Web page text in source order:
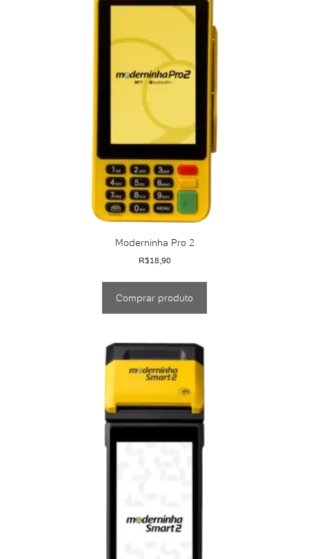
Moderninha Pro 2
R$18,90
Comprar produto